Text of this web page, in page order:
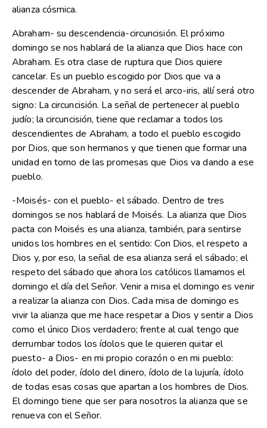
alianza cósmica.
Abraham- su descendencia-circuncisión. El próximo
domingo se nos hablará de la alianza que Dios hace con
Abraham. Es otra clase de ruptura que Dios quiere
cancelar. Es un pueblo escogido por Dios que va a
descender de Abraham, y no será el arco-iris, allí será otro
signo: La circuncisión. La señal de pertenecer al pueblo
judío; la circuncisión, tiene que reclamar a todos los
descendientes de Abraham, a todo el pueblo escogido
por Dios, que son hermanos y que tienen que formar una
unidad en torno de las promesas que Dios va dando a ese
pueblo.
-Moisés- con el pueblo- el sábado. Dentro de tres
domingos se nos hablará de Moisés. La alianza que Dios
pacta con Moisés es una alianza, también, para sentirse
unidos los hombres en el sentido: Con Dios, el respeto a
Dios y, por eso, la señal de esa alianza será el sábado; el
respeto del sábado que ahora los católicos llamamos el
domingo el día del Señor. Venir a misa el domingo es venir
a realizar la alianza con Dios. Cada misa de domingo es
vivir la alianza que me hace respetar a Dios y sentir a Dios
como el único Dios verdadero; frente al cual tengo que
derrumbar todos los ídolos que le quieren quitar el
puesto- a Dios- en mi propio corazón o en mi pueblo:
ídolo del poder, ídolo del dinero, ídolo de la lujuría, ídolo
de todas esas cosas que apartan a los hombres de Dios.
El domingo tiene que ser para nosotros la alianza que se
renueva con el Señor.